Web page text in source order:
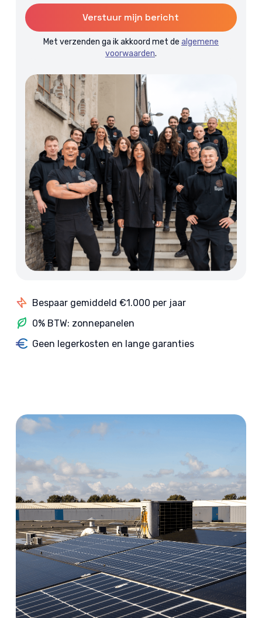
Met verzenden ga ik akkoord met de algemene
voorwaarden.
Bespaar gemiddeld €1.000 per jaar
0% BTW: zonnepanelen
Geen legerkosten en lange garanties